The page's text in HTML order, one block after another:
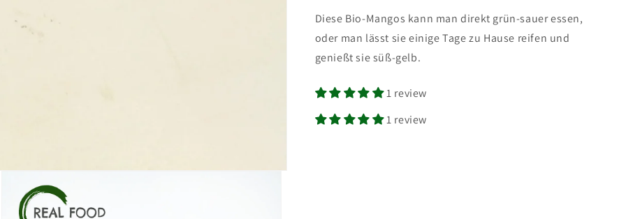
Diese Bio-Mangos kann man direkt grün-sauer essen,
oder man lässt sie einige Tage zu Hause reifen und
genießt sie süß-gelb.
1 review
1 review